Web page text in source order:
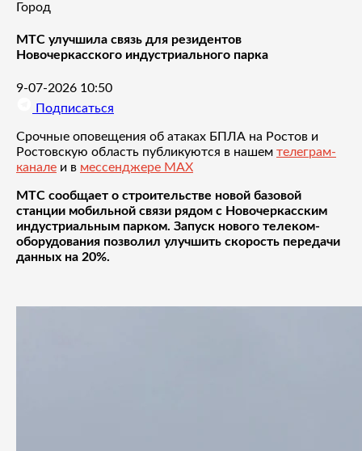
Город
МТС улучшила связь для резидентов
Новочеркасского индустриального парка
9-07-2026 10:50
Подписаться
Срочные оповещения об атаках БПЛА на Ростов и
Ростовскую область публикуются в нашем телеграм-
канале и в мессенджере MAX
МТС сообщает о строительстве новой базовой
станции мобильной связи рядом с Новочеркасским
индустриальным парком. Запуск нового телеком-
оборудования позволил улучшить скорость передачи
данных на 20%.